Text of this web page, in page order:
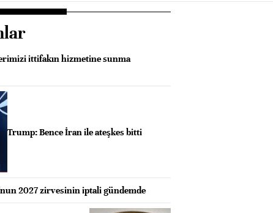
ittifakın hizmetine sunma
Trump: Bence İran ile ateşkes bitti
2027 zirvesinin iptali gündemde